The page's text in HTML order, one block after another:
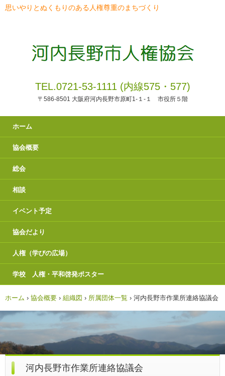
思いやりとぬくもりのある人権尊重のまちづくり
TEL.0721-53-1111 (内線575・577)
〒586-8501 大阪府河内長野市原町1-１-１ 市役所５階
ホーム
協会概要
総会
相談
イベント予定
協会だより
人権（学びの広場）
学校 人権・平和啓発ポスター
ホーム › 協会概要 › 組織図 › 所属団体一覧 › 河内長野市作業所連絡協議会
河内長野市作業所連絡協議会